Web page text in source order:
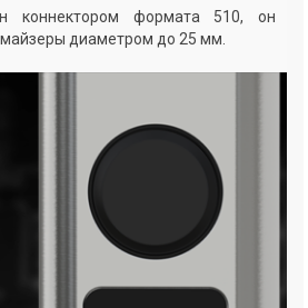
коннектором формата 510, он
диаметром до 25 мм.